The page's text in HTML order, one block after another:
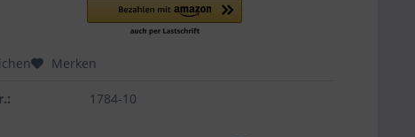
Merken
1784-10